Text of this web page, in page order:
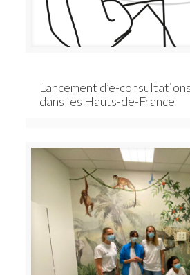
Lancement d’e-
dans les Hauts-de-France